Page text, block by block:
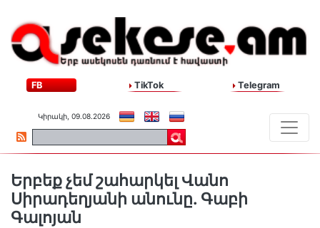
FB TikTok Telegram
Կիրակի, 09.08.2026
Երբեք չեմ շահարկել Վանո
Սիրադեղյանի անունը. Գաբի
Գալոյան